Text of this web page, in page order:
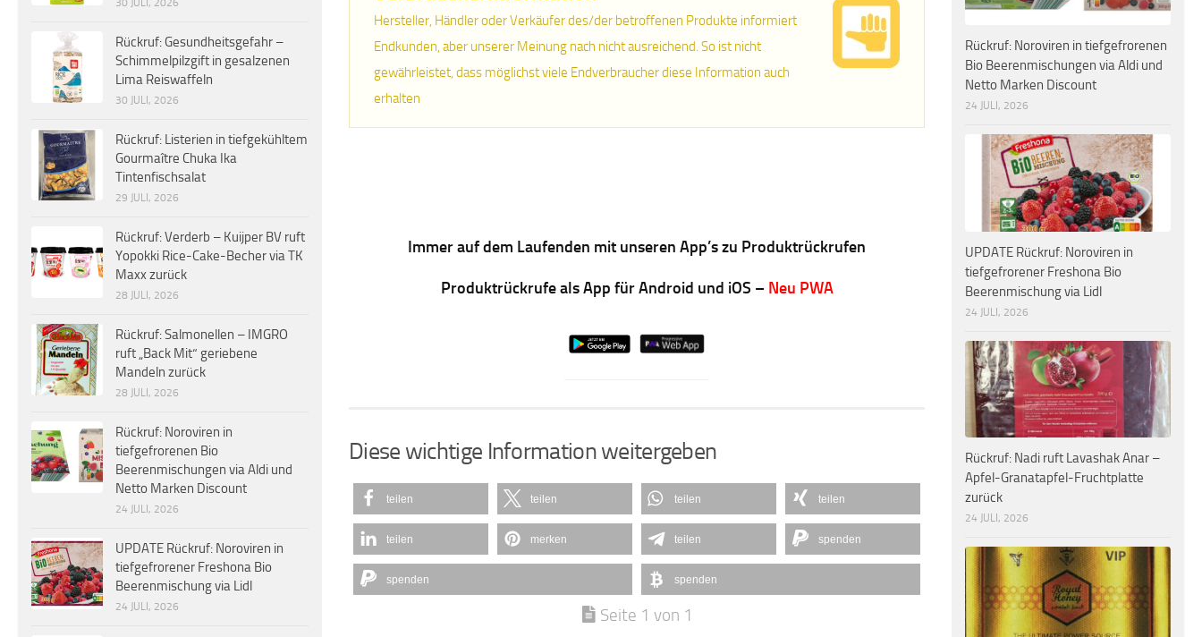
Hersteller, Händler oder Verkäufer des/der betroffenen Produkte informiert
Endkunden, aber unserer Meinung nach nicht ausreichend. So ist nicht
gewährleistet, dass möglichst viele Endverbraucher diese Information auch
erhalten
Immer auf dem Laufenden mit unseren App’s zu Produktrückrufen
Produktrückrufe als App für Android und iOS – Neu PWA
Diese wichtige Information weitergeben
teilen teilen teilen teilen
teilen merken teilen spenden
spenden spenden
Seite 1 von 1
30 JULI, 2026
Rückruf: Gesundheitsgefahr –
Schimmelpilzgift in gesalzenen
Lima Reiswaffeln
30 JULI, 2026
Rückruf: Listerien in tiefgekühltem
Gourmaître Chuka Ika
Tintenfischsalat
29 JULI, 2026
Rückruf: Verderb – Kuijper BV ruft
Yopokki Rice-Cake-Becher via TK
Maxx zurück
28 JULI, 2026
Rückruf: Salmonellen – IMGRO
ruft „Back Mit“ geriebene
Mandeln zurück
28 JULI, 2026
Rückruf: Noroviren in
tiefgefrorenen Bio
Beerenmischungen via Aldi und
Netto Marken Discount
24 JULI, 2026
UPDATE Rückruf: Noroviren in
tiefgefrorener Freshona Bio
Beerenmischung via Lidl
24 JULI, 2026
Rückruf: Noroviren in tiefgefrorenen
Bio Beerenmischungen via Aldi und
Netto Marken Discount
24 JULI, 2026
UPDATE Rückruf: Noroviren in
tiefgefrorener Freshona Bio
Beerenmischung via Lidl
24 JULI, 2026
Rückruf: Nadi ruft Lavashak Anar –
Apfel-Granatapfel-Fruchtplatte
zurück
24 JULI, 2026